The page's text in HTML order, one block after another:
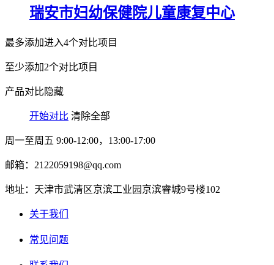
瑞安市妇幼保健院儿童康复中心
最多添加进入4个对比项目
至少添加2个对比项目
产品对比 隐藏
开始对比 清除全部
周一至周五 9:00-12:00，13:00-17:00
邮箱：2122059198@qq.com
地址：天津市武清区京滨工业园京滨睿城9号楼102
关于我们
常见问题